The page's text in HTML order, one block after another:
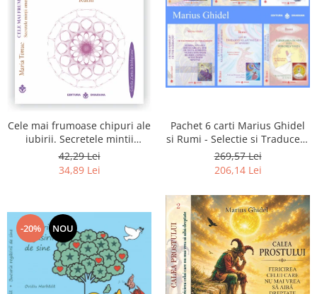
Cele mai frumoase chipuri ale
iubirii. Secretele mintii
omenesti in opera marelui
initiat, Rumi
42,29 Lei
34,89 Lei
Pachet 6 carti Marius Ghidel
si Rumi - Selectie si Traducere
de Marius Ghidel
269,57 Lei
206,14 Lei
-20% NOU